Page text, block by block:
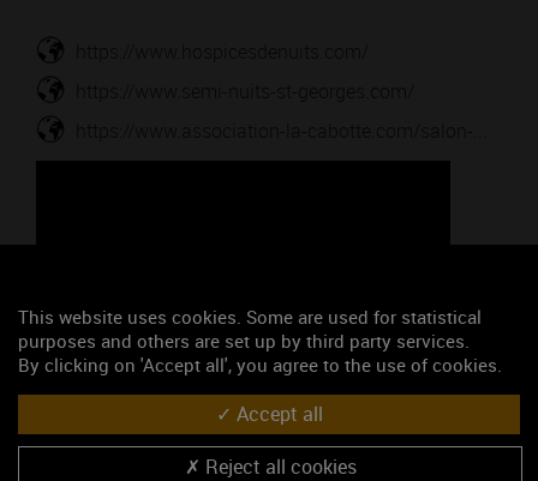
Google Maps is disabled. Accept
This website uses cookies. Some are used for statistical
purposes and others are set up by third party services.
By clicking on 'Accept all', you agree to the use of cookies.
Accept all
Reject all cookies